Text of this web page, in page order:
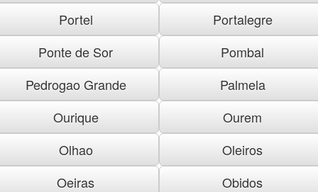
Portel
Portalegre
Ponte de Sor
Pombal
Pedrogao Grande
Palmela
Ourique
Ourem
Olhao
Oleiros
Oeiras
Obidos